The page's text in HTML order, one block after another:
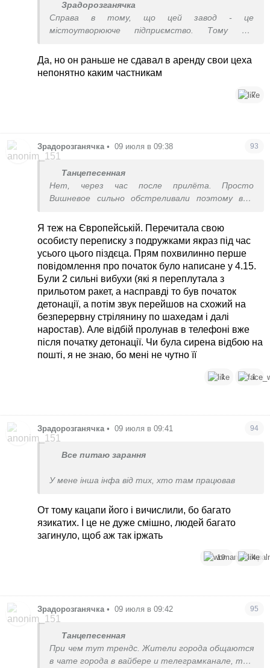
Зрадорозганячка
Справа в тому, що цей завод - це
містоутворююче підприємство. Тому що
Тим хатам стільки років, скільки й заводу.
Да, но он раньше не сдавал в аренду свои цеха
непонятно каким частникам
7
Зрадорозганячка • 09 июля в 09:38 93
Танцепесенная
Нет, через час после прилёта. Просто
Вишневое сильно обстреливали поэтому вам
произошёл прилёт, возгорание и детонация где-
то через час ,а может и больше часа. Мгновенно
это не произошло. Я на Европейской была в тот
момент не знаю где вы находились в Вишневом,
что так пишите. Это все мусолилось 2 дня
местными, перечитайте заново чаты , там
тоже видно всю хронологию происходящего.
Я теж на Європейській. Перечитала свою
особисту переписку з подружками якраз під час
усього цього піздєца. Прям похвилинно перше
повідомлення про початок було написане у 4.15.
Були 2 сильні вибухи (які я переплутала з
прильотом ракет, а насправді то був початок
детонації, а потім звук перейшов на схожий на
безперервну стрілянину по шахедам і далі
наростав). Але відбій пролунав в телефоні вже
після початку детонації. Чи була сирена відбою на
пошті, я не знаю, бо мені не чутно її
1 1
Зрадорозганячка • 09 июля в 09:41 94
Все питаю зарання
У мене інша інфа від тих, хто там працював
От тому кацапи його і вичислили, бо багато
язикатих. І це не дуже смішно, людей багато
загинуло, щоб аж так іржать
10 4
Зрадорозганячка • 09 июля в 09:42 95
Танцепесенная
При чем тут трендс. Жители города общаются
в чате города в вайбере и телеграмканале, там